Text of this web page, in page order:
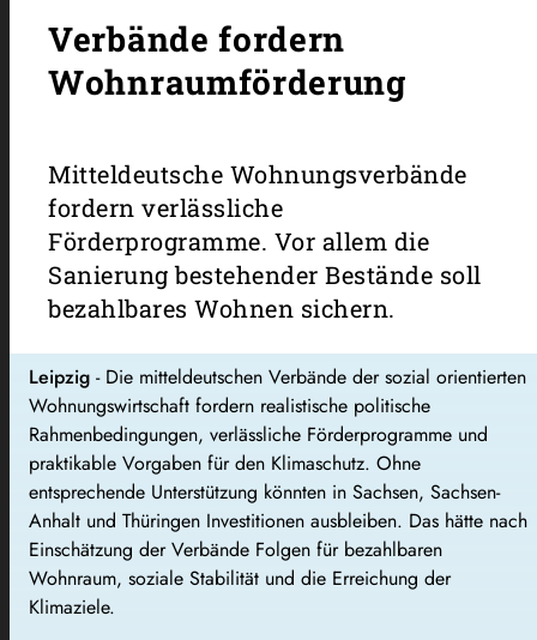
Verbände fordern
Wohnraumförderung
Mitteldeutsche Wohnungsverbände
fordern verlässliche
Förderprogramme. Vor allem die
Sanierung bestehender Bestände soll
bezahlbares Wohnen sichern.
Leipzig - Die mitteldeutschen Verbände der sozial orientierten
Wohnungswirtschaft fordern realistische politische
Rahmenbedingungen, verlässliche Förderprogramme und
praktikable Vorgaben für den Klimaschutz. Ohne
entsprechende Unterstützung könnten in Sachsen, Sachsen-
Anhalt und Thüringen Investitionen ausbleiben. Das hätte nach
Einschätzung der Verbände Folgen für bezahlbaren
Wohnraum, soziale Stabilität und die Erreichung der
Klimaziele.